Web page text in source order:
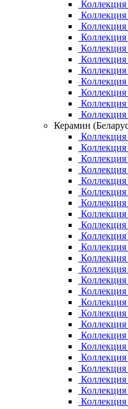
Коллекция
Коллекция
Коллекция
Коллекция
Коллекция
Коллекция
Коллекция
Коллекция
Керамин
Коллекция
Коллекция
Коллекция
Коллекция
Коллекция